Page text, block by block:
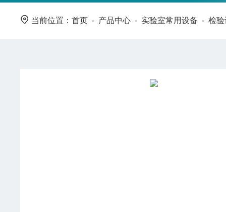
当前位置：首页 - 产品中心 - 实验室常用设备 -检